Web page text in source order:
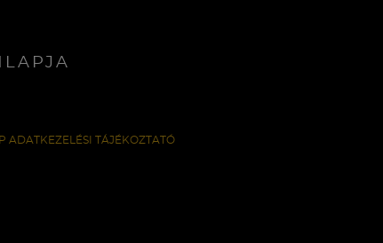
ADATKEZELÉSI TÁJÉKOZTATÓ